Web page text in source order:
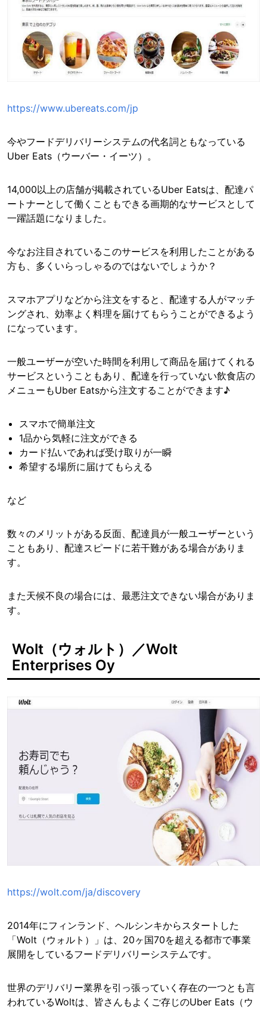
https://www.ubereats.com/jp
今やフードデリバリーシステムの代名詞ともなっている
Uber Eats（ウーバー・イーツ）。
14,000以上の店舗が掲載されているUber Eatsは、配達パ
ートナーとして働くこともできる画期的なサービスとして
一躍話題になりました。
今なお注目されているこのサービスを利用したことがある
方も、多くいらっしゃるのではないでしょうか？
スマホアプリなどから注文をすると、配達する人がマッチ
ングされ、効率よく料理を届けてもらうことができるよう
になっています。
一般ユーザーが空いた時間を利用して商品を届けてくれる
サービスということもあり、配達を行っていない飲食店の
メニューもUber Eatsから注文することができます♪
スマホで簡単注文
1品から気軽に注文ができる
カード払いであれば受け取りが一瞬
希望する場所に届けてもらえる
など
数々のメリットがある反面、配達員が一般ユーザーという
こともあり、配達スピードに若干難がある場合がありま
す。
また天候不良の場合には、最悪注文できない場合がありま
す。
Wolt（ウォルト）／Wolt
Enterprises Oy
https://wolt.com/ja/discovery
2014年にフィンランド、ヘルシンキからスタートした
「Wolt（ウォルト）」は、20ヶ国70を超える都市で事業
展開をしているフードデリバリーシステムです。
世界のデリバリー業界を引っ張っていく存在の一つとも言
われているWoltは、皆さんもよくご存じのUber Eats（ウ